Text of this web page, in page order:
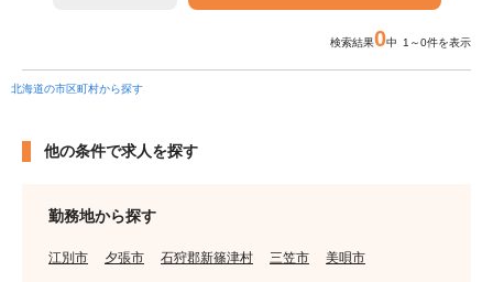
検索結果0中 1～0件を表示
北海道の市区町村から探す
他の条件で求人を探す
勤務地から探す
江別市 夕張市 石狩郡新篠津村 三笠市 美唄市